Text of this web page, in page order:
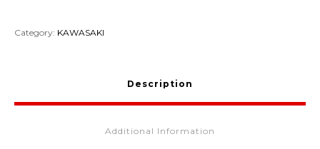
Category: KAWASAKI
Description
Additional Information